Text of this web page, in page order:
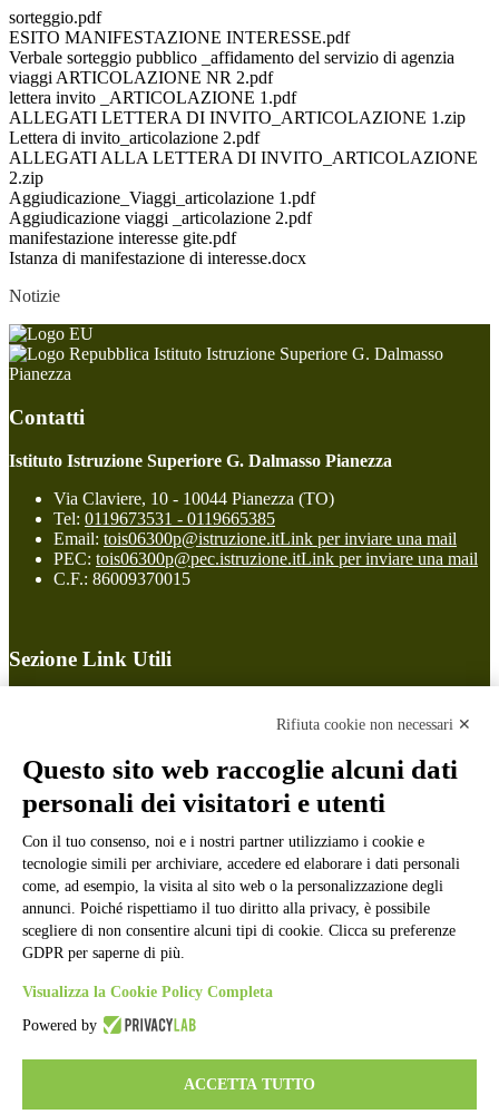
sorteggio.pdf
ESITO MANIFESTAZIONE INTERESSE.pdf
Verbale sorteggio pubblico _affidamento del servizio di agenzia
viaggi ARTICOLAZIONE NR 2.pdf
lettera invito _ARTICOLAZIONE 1.pdf
ALLEGATI LETTERA DI INVITO_ARTICOLAZIONE 1.zip
Lettera di invito_articolazione 2.pdf
ALLEGATI ALLA LETTERA DI INVITO_ARTICOLAZIONE
2.zip
Aggiudicazione_Viaggi_articolazione 1.pdf
Aggiudicazione viaggi _articolazione 2.pdf
manifestazione interesse gite.pdf
Istanza di manifestazione di interesse.docx
Notizie
Istituto Istruzione Superiore G. Dalmasso
Pianezza
Contatti
Istituto Istruzione Superiore G. Dalmasso Pianezza
Via Claviere, 10 - 10044 Pianezza (TO)
Tel: 0119673531 - 0119665385
Email: tois06300p@istruzione.itLink per inviare una mail
PEC: tois06300p@pec.istruzione.itLink per inviare una mail
C.F.: 86009370015
Sezione Link Utili
Ufficio Relazioni con il Pubblico
Dichiarazione di accessibilità
Obiettivi di accessibilità
Gestione consensi cookie
Amministrazione trasparente
Pagina visualizzata
1472 volte
Sezione Copyright
Copyright 2026 | Engineered and powered by Gruppo Spaggiari
Parma S.p.A. | Divisione Publishing & New Social Media
Rifiuta cookie non necessari ✕
Questo sito web raccoglie alcuni dati
personali dei visitatori e utenti
Con il tuo consenso, noi e i nostri partner utilizziamo i cookie e
tecnologie simili per archiviare, accedere ed elaborare i dati personali
come, ad esempio, la visita al sito web o la personalizzazione degli
annunci. Poiché rispettiamo il tuo diritto alla privacy, è possibile
scegliere di non consentire alcuni tipi di cookie. Clicca su preferenze
GDPR per saperne di più.
Visualizza la Cookie Policy Completa
Powered by
ACCETTA TUTTO